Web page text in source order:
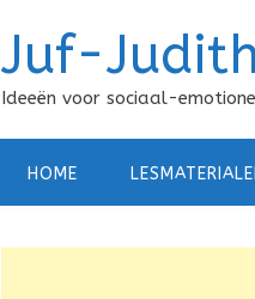
Juf-
Ideeën voor sociaal-
HOME